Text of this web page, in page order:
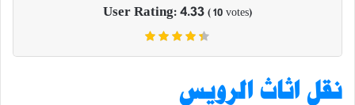
User Rating:4.33(10votes)
نقل اثاث الرويس